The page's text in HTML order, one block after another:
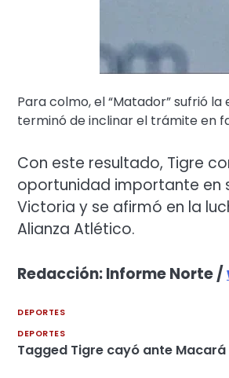
Para colmo, el “Matador” sufrió
terminó de inclinar el trámite en
Con este resultado, Tigre
oportunidad importante en
Victoria y se afirmó en la
Alianza Atlético.
Redacción: Informe Norte /
DEPORTES
DEPORTES
Tagged Tigre cayó ante